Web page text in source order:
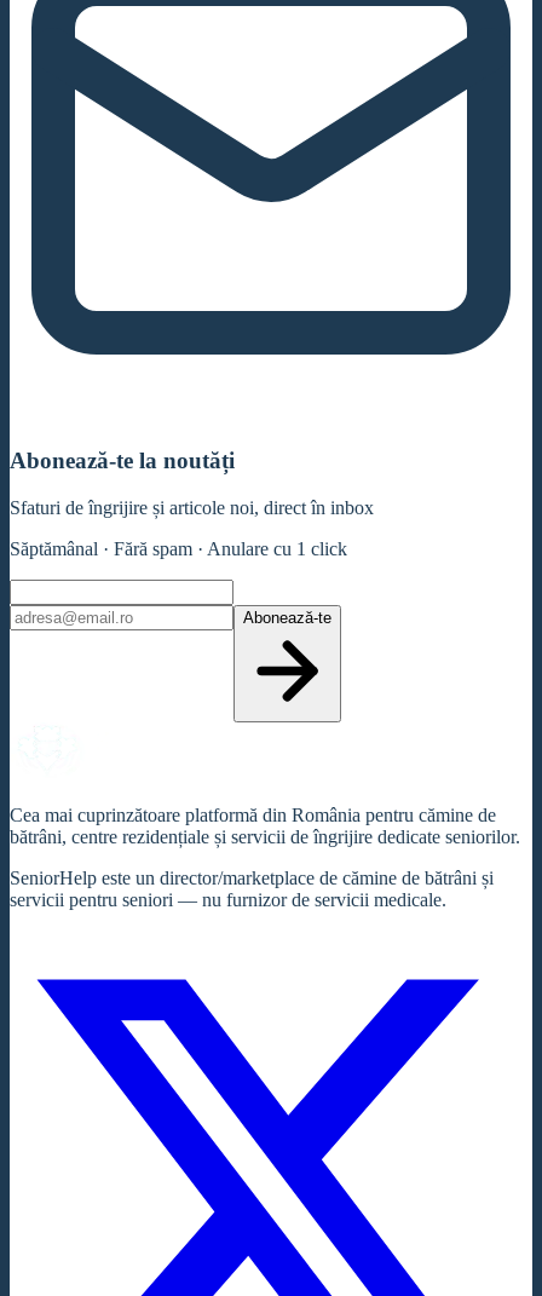
Abonează-te la noutăți
Sfaturi de îngrijire și articole noi, direct în inbox
Săptămânal · Fără spam · Anulare cu 1 click
Abonează-te
Cea mai cuprinzătoare platformă din România pentru cămine de
bătrâni, centre rezidențiale și servicii de îngrijire dedicate seniorilor.
SeniorHelp este un director/marketplace de cămine de bătrâni și
servicii pentru seniori — nu furnizor de servicii medicale.